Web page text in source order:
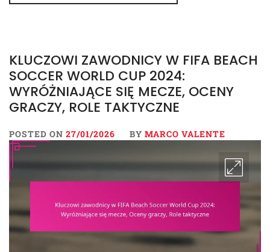
KLUCZOWI ZAWODNICY W FIFA BEACH
SOCCER WORLD CUP 2024:
WYRÓŻNIAJĄCE SIĘ MECZE, OCENY
GRACZY, ROLE TAKTYCZNE
POSTED ON 27/01/2026 BY MARCO VALENTE